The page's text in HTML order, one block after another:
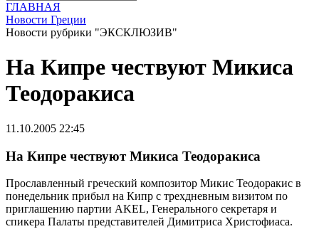
ГЛАВНАЯ
Новости Греции
Новости рубрики "ЭКСКЛЮЗИВ"
На Кипре чествуют Микиса
Теодоракиса
11.10.2005 22:45
На Кипре чествуют Микиса Теодоракиса
Прославленный греческий композитор Микис Теодоракис в
понедельник прибыл на Кипр с трехдневным визитом по
приглашению партии AKEL, Генерального секретаря и
спикера Палаты представителей Димитриса Христофиаса.